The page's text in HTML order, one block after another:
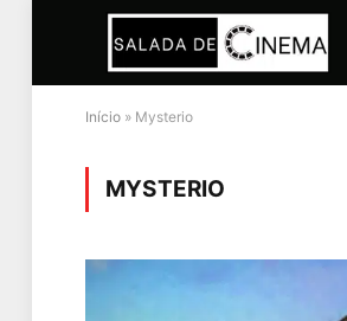
Início » Mysterio
MYSTERIO